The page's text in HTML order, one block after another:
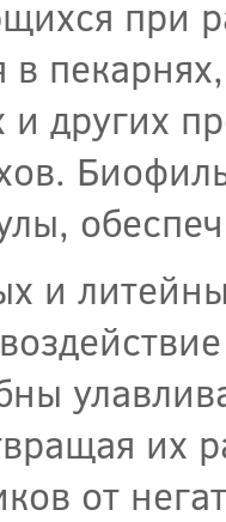
при
других
и
их
от